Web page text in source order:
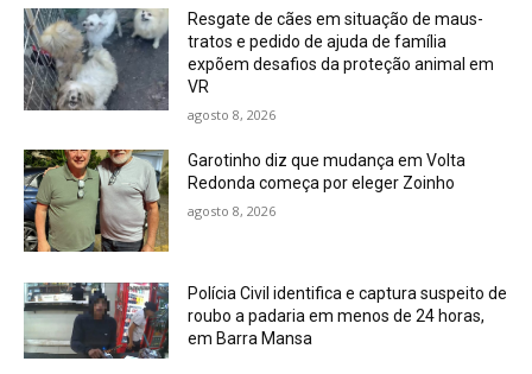
Resgate de cães em situação de maus-
tratos e pedido de ajuda de família
expõem desafios da proteção animal em
VR
agosto 8, 2026
Garotinho diz que mudança em Volta
Redonda começa por eleger Zoinho
agosto 8, 2026
Polícia Civil identifica e captura suspeito de
roubo a padaria em menos de 24 horas,
em Barra Mansa